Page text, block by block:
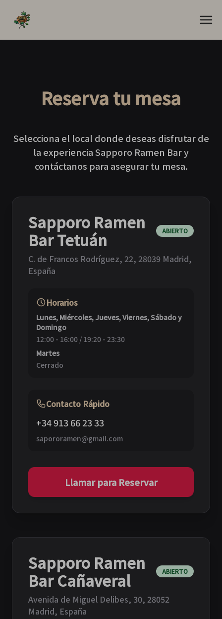
Reserva tu mesa
Selecciona el local donde deseas disfrutar de
la experiencia Sapporo Ramen Bar y
contáctanos para asegurar tu mesa.
Sapporo Ramen
Bar Tetuán
ABIERTO
C. de Francos Rodríguez, 22, 28039 Madrid,
España
Horarios
Lunes, Miércoles, Jueves, Viernes, Sábado y
Domingo
12:00 - 16:00 / 19:20 - 23:30
Martes
Cerrado
Contacto Rápido
+34 913 66 23 33
sapororamen@gmail.com
Llamar para Reservar
Sapporo Ramen
Bar Cañaveral
ABIERTO
Avenida de Miguel Delibes, 30, 28052
Madrid, España